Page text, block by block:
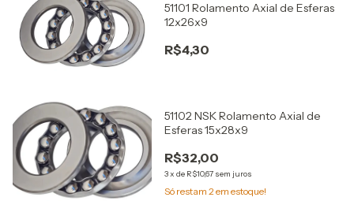
51101 Rolamento Axial de Esferas
12x26x9
R$4,30
51102 NSK Rolamento Axial de
Esferas 15x28x9
R$32,00
3x de R$10,67 sem juros
Só restam 2em estoque!